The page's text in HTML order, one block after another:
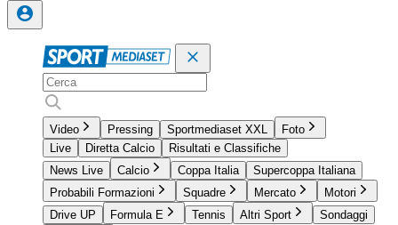
Video Pressing Sportmediaset XXL
Foto
Live
Diretta Calcio
Risultati e Classifiche
News Live
Calcio Coppa Italia
Supercoppa Italiana
Probabili Formazioni
Squadre Mercato
Motori
Drive UP
Formula E Tennis Altri Sport
Sondaggi